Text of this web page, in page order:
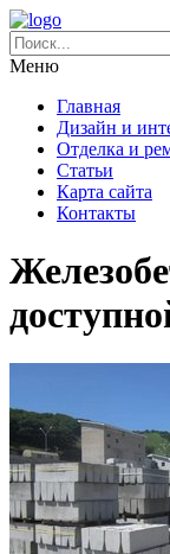
Меню
Главная
Дизайн и
Отделка и
Статьи
Карта сайта
Контакты